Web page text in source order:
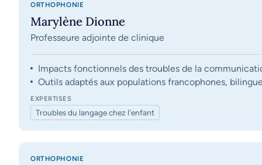
ORTHOPHONIE
Marylène Dionne
Professeure adjointe de clinique
Impacts fonctionnels des troubles de la
Outils adaptés aux populations francophones,
EXPERTISES
Troubles du langage chez l'enfant
ORTHOPHONIE